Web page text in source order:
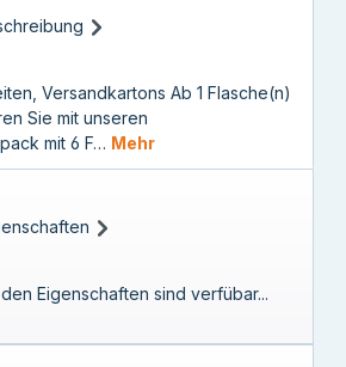
Versandkartons Ab 1 Flasche(n)
Sie mit unseren
mit 6 F… Mehr
Eigenschaften sind verfübar...